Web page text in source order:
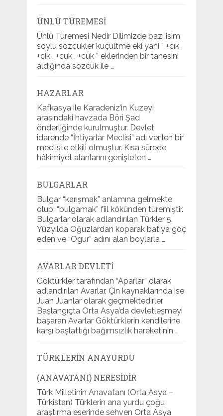
ÜNLÜ TÜREMESI
Ünlü Türemesi Nedir Dilimizde bazı isim
soylu sözcükler küçültme eki yani ” +cık ,
+cik , +cuk , +cük ” eklerinden bir tanesini
aldığında sözcük ile …
HAZARLAR
Kafkasya ile Karadeniz’in Kuzeyi
arasındaki havzada Böri Şad
önderliğinde kurulmuştur. Devlet
idarende “İhtiyarlar Meclisi” adı verilen bir
mecliste etkili olmuştur. Kısa sürede
hâkimiyet alanlarını genişleten …
BULGARLAR
Bulgar “karışmak” anlamına gelmekte
olup; “bulgamak” fiil kökünden türemiştir.
Bulgarlar olarak adlandırılan Türkler 5.
Yüzyılda Oğuzlardan koparak batıya göç
eden ve “Ogur” adını alan boylarla …
AVARLAR DEVLETI
Göktürkler tarafından “Aparlar” olarak
adlandırılan Avarlar, Çin kaynaklarında ise
Juan Juanlar olarak geçmektedirler.
Başlangıçta Orta Asya’da devletleşmeyi
başaran Avarlar Göktürklerin kendilerine
karşı başlattığı bağımsızlık hareketinin …
TÜRKLERIN ANAYURDU
(ANAVATANI) NERESIDIR
Türk Milletinin Anavatanı (Orta Asya –
Türkistan) Türklerin ana yurdu çoğu
araştırma eserinde sehven Orta Asya